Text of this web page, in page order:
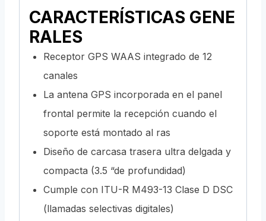
CARACTERÍSTICAS GENE
RALES
Receptor GPS WAAS integrado de 12
canales
La antena GPS incorporada en el panel
frontal permite la recepción cuando el
soporte está montado al ras
Diseño de carcasa trasera ultra delgada y
compacta (3.5 “de profundidad)
Cumple con ITU-R M493-13 Clase D DSC
(llamadas selectivas digitales)